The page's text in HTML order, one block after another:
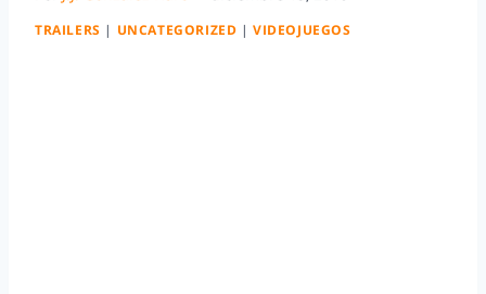
TRAILERS | UNCATEGORIZED |VIDEOJUEGOS